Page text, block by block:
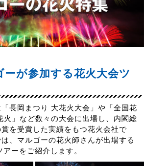
ーが参加する花火大会ツ
長岡まつり 大花火大会」や「全国花
火」など数々の大会に出場し、内閣総
を受賞した実績をもつ花火会社で
、マルゴーの花火師さんが出場する
ーをご紹介します。